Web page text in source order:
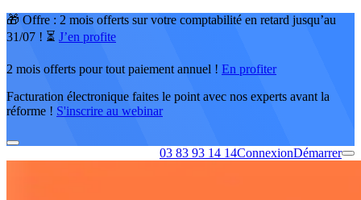
🎁 Offre : 2 mois offerts sur votre comptabilité en retard jusqu’au
31/07 ! ⏳ J’en profite
2 mois offerts pour tout paiement annuel ! En profiter
Facturation électronique faites le point avec nos experts avant la
réforme ! S'inscrire au webinar
03 83 93 14 14ConnexionDémarrer